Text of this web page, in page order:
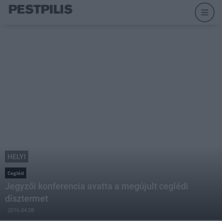
HELYI
Cegléd
Jegyzői konferencia avatta a megújult ceglédi
dísztermet
2016.04.08